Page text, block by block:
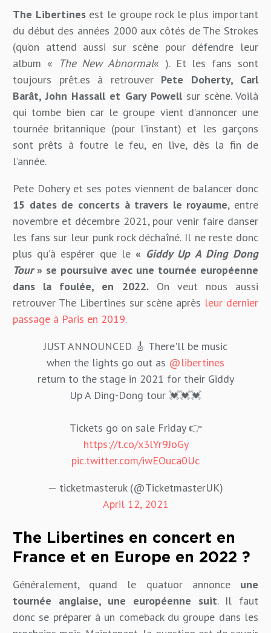
The Libertinesest le groupe rock le plus important
du début des années 2000 aux côtés de The Strokes
(qu’on attend aussi sur scène pour défendre leur
album «
The New Abnormal« ). Et les fans sont
toujours prêt.es à retrouver Pete Doherty, Carl
Barât, John Hassall et Gary Powellsur scène. Voilà
qui tombe bien car le groupe vient d’annoncer une
tournée britannique (pour l’instant) et les garçons
sont prêts à foutre le feu, en live, dès la fin de
l’année.
Pete Dohery et ses potes viennent de balancer donc
15 dates de concerts à travers le royaume, entre
novembre et décembre 2021, pour venir faire danser
les fans sur leur punk rock déchaîné. Il ne reste donc
plus qu’à espérer que le « Giddy Up A Ding Dong
Tour» se poursuive avec une tournée européenne
dans la foulée, en 2022.On veut nous aussi
retrouver The Libertines sur scène après leur dernier
passage à Paris en 2019.
JUST ANNOUNCED 🎸 There'll be music
when the lights go out as @libertines
return to the stage in 2021 for their Giddy
Up A Ding-Dong tour 💓💓💓
Tickets go on sale Friday 👉
https://t.co/x3lYr9JoGy
pic.twitter.com/iwEOuca0Uc
— ticketmasteruk (@TicketmasterUK)
April 12, 2021
The Libertines en concert en
France et en Europe en 2022 ?
Généralement, quand le quatuor annonce une
tournée anglaise, une européenne suit. Il faut
donc se préparer à un comeback du groupe dans les